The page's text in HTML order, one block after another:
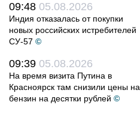
09:48 05.08.2026
Индия отказалась от покупки
новых российских истребителей
СУ-57 ©
09:39 05.08.2026
На время визита Путина в
Красноярск там снизили цены на
бензин на десятки рублей ©